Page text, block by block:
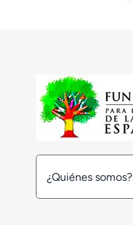
¿Quiénes somos?